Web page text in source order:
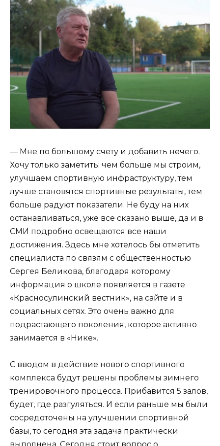
— Мне по большому счету и добавить нечего.
Хочу только заметить: чем больше мы строим,
улучшаем спортивную инфраструктуру, тем
лучше становятся спортивные результаты, тем
больше радуют показатели. Не буду на них
останавливаться, уже все сказано выше, да и в
СМИ подробно освещаются все наши
достижения. Здесь мне хотелось бы отметить
специалиста по связям с общественностью
Сергея Беликова, благодаря которому
информация о школе появляется в газете
«Красносулинский вестник», на сайте и в
социальных сетях. Это очень важно для
подрастающего поколения, которое активно
занимается в «Нике».
С вводом в действие нового спортивного
комплекса будут решены проблемы зимнего
тренировочного процесса. Прибавится 5 залов,
будет, где разгуляться. И если раньше мы были
сосредоточены на улучшении спортивной
базы, то сегодня эта задача практически